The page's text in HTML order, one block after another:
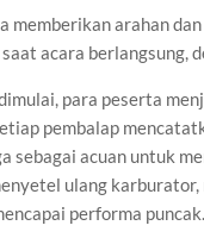
memberikan arahan
acara berlangsung,
para peserta
pembalap
sebagai acuan untuk
ulang
performa puncak.